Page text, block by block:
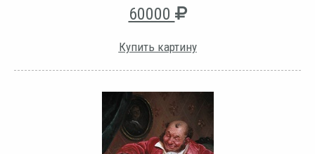
60000
Купить картину